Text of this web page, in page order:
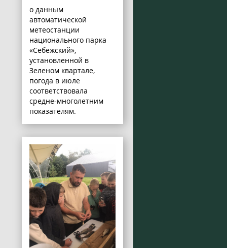
о данным
автоматической
метеостанции
национального парка
«Себежский»,
установленной в
Зеленом квартале,
погода в июле
соответствовала
средне-многолетним
показателям.